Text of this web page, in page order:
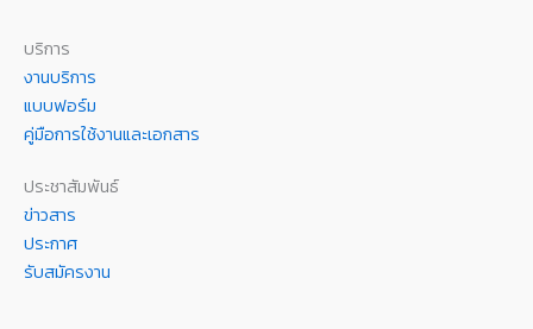
บริการ
งานบริการ
แบบฟอร์ม
คู่มือการใช้งานและเอกสาร
ประชาสัมพันธ์
ข่าวสาร
ประกาศ
รับสมัครงาน